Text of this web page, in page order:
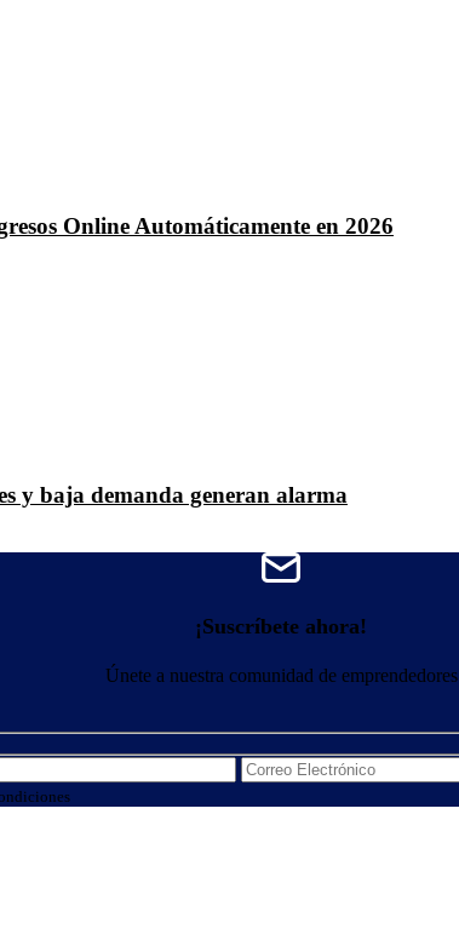
Online Automáticamente en 2026
y baja demanda generan alarma
¡Suscríbete ahora!
Únete a nuestra comunidad de emprendedores